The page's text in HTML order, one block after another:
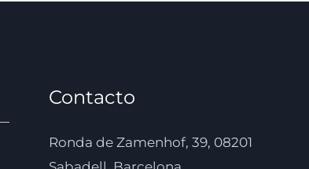
Contacto
Ronda de Zamenhof, 39, 08201